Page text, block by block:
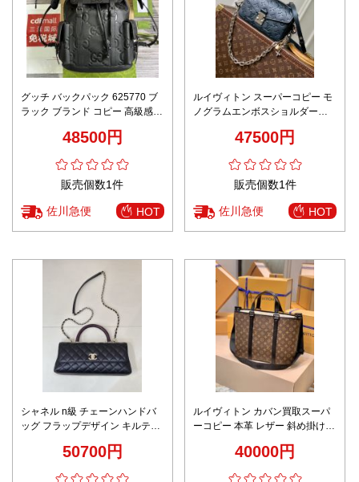
グッチ バックパック 625770 ブ
ラック ブランド コピー 高級感仕
率 安心サイト48500円
販売個数1件
佐川急便 HOT
ルイヴィトン スーパーコピー モ
ノグラムエンボスショルダーバ
計 高級感仕上げ47500円
販売個数1件
佐川急便 HOT
シャネル n級 チェーンハンドバ
ッグ フラップデザイン キルティ
50700円
ルイヴィトン カバン買取スーパ
ーコピー 本革 レザー 斜め掛け
40000円